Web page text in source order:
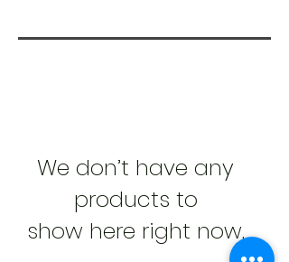
We don’t have any
products to
show here right now.